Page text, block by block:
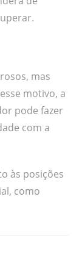
mas
motivo, a
pode fazer
com a
às posições
como